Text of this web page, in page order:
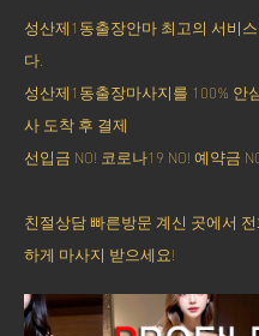
성산제1동출장안마 최고의 서비
다.
성산제1동출장마사지를 100% 안
사 도착 후 결제
선입금 NO! 코로나19 NO! 예약금
친절상담 빠른방문 계신 곳에서
하게 마사지 받으세요!